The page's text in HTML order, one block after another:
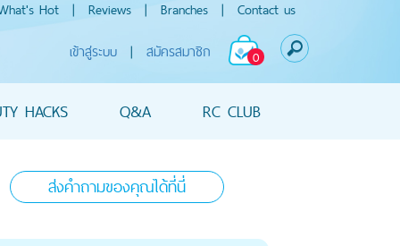
Hot | Reviews | Branches | Contact us
0
เข้าสู่ระบบ | สมัครสมาชิก
HACKS Q&A RC CLUB
ส่งคำถามของคุณได้ที่นี่